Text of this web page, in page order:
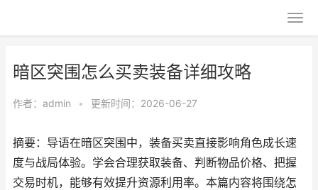
暗区突围怎么买卖装备详细攻略
作者： admin • 更新时间：2026-06-27
摘要：导语在暗区突围中，装备买卖直接影响角色成长速
度与战局体验。学会合理获取装备、判断物品价格、把握
交易时机，能够有效提升资源利用率。本篇内容将围绕怎